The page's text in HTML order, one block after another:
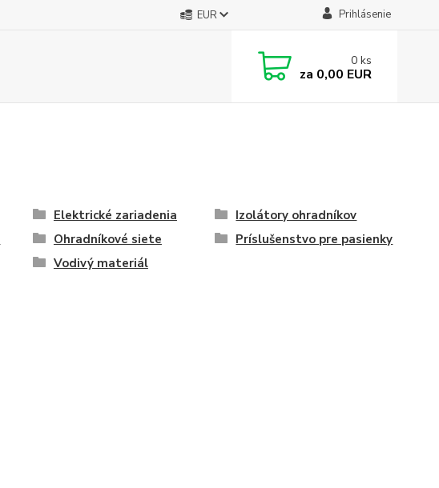
EUR Prihlásenie
0 ks
za 0,00 EUR
Elektrické zariadenia
Izolátory ohradníkov
Ohradníkové siete
Príslušenstvo pre pasienky
Vodivý materiál